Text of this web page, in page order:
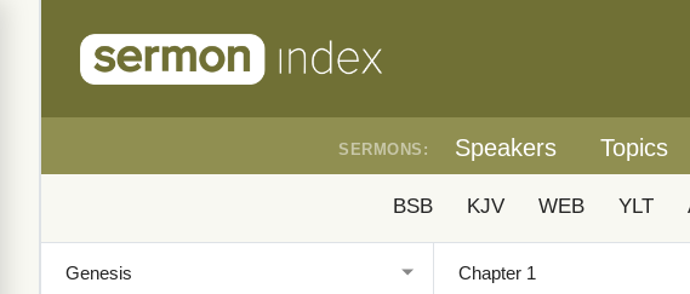
SERMONS: Speakers Topics
BSB KJV WEB YLT